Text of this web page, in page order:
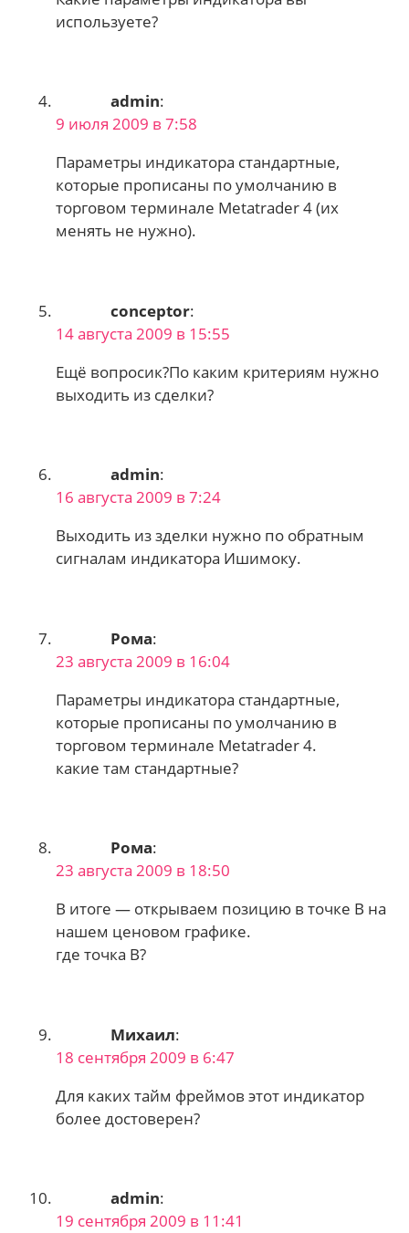
используете?
admin:
9 июля 2009 в 7:58
Параметры индикатора стандартные,
которые прописаны по умолчанию в
торговом терминале Metatrader 4 (их
менять не нужно).
conceptor:
14 августа 2009 в 15:55
Ещё вопросик?По каким критериям нужно
выходить из сделки?
admin:
16 августа 2009 в 7:24
Выходить из зделки нужно по обратным
сигналам индикатора Ишимоку.
Рома:
23 августа 2009 в 16:04
Параметры индикатора стандартные,
которые прописаны по умолчанию в
торговом терминале Metatrader 4.
какие там стандартные?
Рома:
23 августа 2009 в 18:50
В итоге — открываем позицию в точке B на
нашем ценовом графике.
где точка В?
Михаил:
18 сентября 2009 в 6:47
Для каких тайм фреймов этот индикатор
более достоверен?
admin:
19 сентября 2009 в 11:41